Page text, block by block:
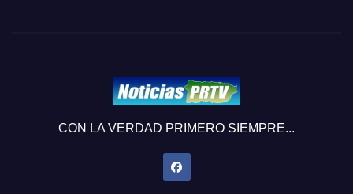
CON LA VERDAD PRIMERO SIEMPRE...